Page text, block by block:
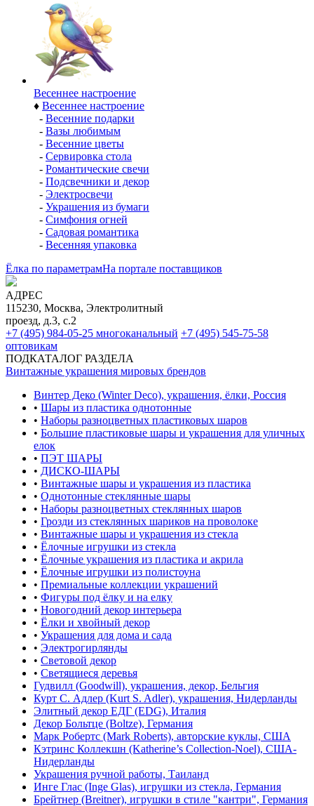
Весеннее настроение
♦ Весеннее настроение
- Весенние подарки
- Вазы любимым
- Весенние цветы
- Сервировка стола
- Романтические свечи
- Подсвечники и декор
- Электросвечи
- Украшения из бумаги
- Симфония огней
- Садовая романтика
- Весенняя упаковка
Ёлка по параметрамНа портале поставщиков
АДРЕС
115230, Москва, Электролитный
проезд, д.3, с.2
+7 (495) 984-05-25 многоканальный +7 (495) 545-75-58
оптовикам
ПОДКАТАЛОГ РАЗДЕЛА
Винтажные украшения мировых брендов
Винтер Деко (Winter Deco), украшения, ёлки, Россия
• Шары из пластика однотонные
• Наборы разноцветных пластиковых шаров
• Большие пластиковые шары и украшения для уличных
елок
• ПЭТ ШАРЫ
• ДИСКО-ШАРЫ
• Винтажные шары и украшения из пластика
• Однотонные стеклянные шары
• Наборы разноцветных стеклянных шаров
• Грозди из стеклянных шариков на проволоке
• Винтажные шары и украшения из стекла
• Ёлочные игрушки из стекла
• Ёлочные украшения из пластика и акрила
• Ёлочные игрушки из полистоуна
• Премиальные коллекции украшений
• Фигуры под ёлку и на елку
• Новогодний декор интерьера
• Ёлки и хвойный декор
• Украшения для дома и сада
• Электрогирлянды
• Световой декор
• Светящиеся деревья
Гудвилл (Goodwill), украшения, декор, Бельгия
Курт С. Адлер (Kurt S. Adler), украшения, Нидерланды
Элитный декор ЕДГ (EDG), Италия
Декор Больтце (Boltze), Германия
Марк Робертс (Mark Roberts), авторские куклы, США
Кэтринс Коллекшн (Katherine’s Collection-Noel), США-
Нидерланды
Украшения ручной работы, Таиланд
Инге Глас (Inge Glas), игрушки из стекла, Германия
Брейтнер (Breitner), игрушки в стиле "кантри", Германия